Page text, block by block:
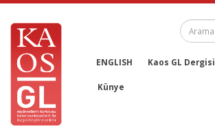
ENGLISH Kaos GL Dergisi
Künye